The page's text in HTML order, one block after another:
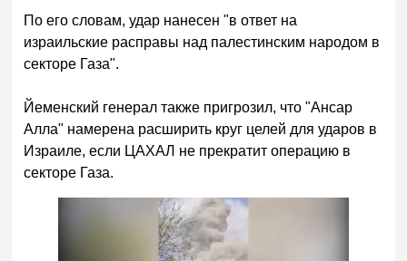
По его словам, удар нанесен "в ответ на
израильские расправы над палестинским народом в
секторе Газа".
Йеменский генерал также пригрозил, что "Ансар
Алла" намерена расширить круг целей для ударов в
Израиле, если ЦАХАЛ не прекратит операцию в
секторе Газа.